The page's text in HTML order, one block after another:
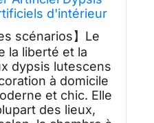
d'intérieur
Amovibles,
scénarios】Le
la liberté et la
dypsis lutescens
à domicile
et chic. Elle
des lieux,